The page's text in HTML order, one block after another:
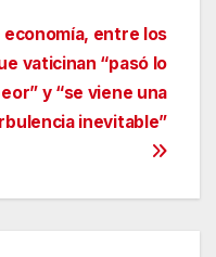
economía, entre los
vaticinan “pasó lo
y “se viene una
inevitable”